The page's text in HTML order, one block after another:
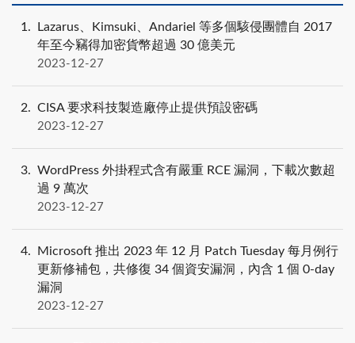
1
Lazarus、Kimsuki、Andariel 等多個駭侵團體自 2017
年至今竊得加密貨幣超過 30 億美元
2023-12-27
2 CISA 要求科技製造廠停止提供預設密碼
2023-12-27
3
WordPress 外掛程式含有嚴重 RCE 漏洞，下載次數超
過 9 萬次
2023-12-27
4
Microsoft 推出 2023 年 12 月 Patch Tuesday 每月例行
更新修補包，共修復 34 個資安漏洞，內含 1 個 0-day
漏洞
2023-12-27